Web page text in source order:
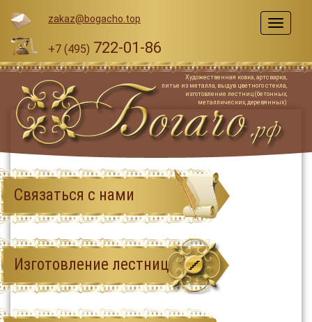
zakaz@bogacho.top
+7 (495) 722-01-86
Меню
Художественная ковка, артсварка,
литье из металла, выдув цветного стекла,
изготовление лестниц (бетонных,
металлических, деревянных)
Связаться с нами
Изготовление лестниц